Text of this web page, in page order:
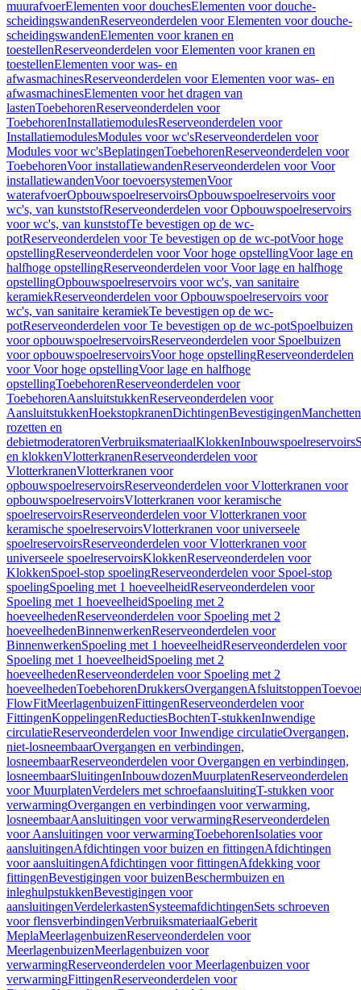
muurafvoerElementen voor douchesElementen voor douche-
scheidingswandenReserveonderdelen voor Elementen voor douche-
scheidingswandenElementen voor kranen en
toestellenReserveonderdelen voor Elementen voor kranen en
toestellenElementen voor was- en
afwasmachinesReserveonderdelen voor Elementen voor was- en
afwasmachinesElementen voor het dragen van
lastenToebehorenReserveonderdelen voor
ToebehorenInstallatiemodulesReserveonderdelen voor
InstallatiemodulesModules voor wc'sReserveonderdelen voor
Modules voor wc'sBeplatingenToebehorenReserveonderdelen voor
ToebehorenVoor installatiewandenReserveonderdelen voor Voor
installatiewandenVoor toevoersystemenVoor
waterafvoerOpbouwspoelreservoirsOpbouwspoelreservoirs voor
wc's, van kunststofReserveonderdelen voor Opbouwspoelreservoirs
voor wc's, van kunststofTe bevestigen op de wc-
potReserveonderdelen voor Te bevestigen op de wc-potVoor hoge
opstellingReserveonderdelen voor Voor hoge opstellingVoor lage en
halfhoge opstellingReserveonderdelen voor Voor lage en halfhoge
opstellingOpbouwspoelreservoirs voor wc's, van sanitaire
keramiekReserveonderdelen voor Opbouwspoelreservoirs voor
wc's, van sanitaire keramiekTe bevestigen op de wc-
potReserveonderdelen voor Te bevestigen op de wc-potSpoelbuizen
voor opbouwspoelreservoirsReserveonderdelen voor Spoelbuizen
voor opbouwspoelreservoirsVoor hoge opstellingReserveonderdelen
voor Voor hoge opstellingVoor lage en halfhoge
opstellingToebehorenReserveonderdelen voor
ToebehorenAansluitstukkenReserveonderdelen voor
AansluitstukkenHoekstopkranenDichtingenBevestigingenManchetten
rozetten en
debietmoderatorenVerbruiksmateriaalKlokkenInbouwspoelreservoirs
en klokkenVlotterkranenReserveonderdelen voor
VlotterkranenVlotterkranen voor
opbouwspoelreservoirsReserveonderdelen voor Vlotterkranen voor
opbouwspoelreservoirsVlotterkranen voor keramische
spoelreservoirsReserveonderdelen voor Vlotterkranen voor
keramische spoelreservoirsVlotterkranen voor universeele
spoelreservoirsReserveonderdelen voor Vlotterkranen voor
universeele spoelreservoirsKlokkenReserveonderdelen voor
KlokkenSpoel-stop spoelingReserveonderdelen voor Spoel-stop
spoelingSpoeling met 1 hoeveelheidReserveonderdelen voor
Spoeling met 1 hoeveelheidSpoeling met 2
hoeveelhedenReserveonderdelen voor Spoeling met 2
hoeveelhedenBinnenwerkenReserveonderdelen voor
BinnenwerkenSpoeling met 1 hoeveelheidReserveonderdelen voor
Spoeling met 1 hoeveelheidSpoeling met 2
hoeveelhedenReserveonderdelen voor Spoeling met 2
hoeveelhedenToebehorenDrukkersOvergangenAfsluitstoppen
FlowFitMeerlagenbuizenFittingenReserveonderdelen voor
FittingenKoppelingenReductiesBochtenT-stukkenInwendige
circulatieReserveonderdelen voor Inwendige circulatieOvergangen,
niet-losneembaarOvergangen en verbindingen,
losneembaarReserveonderdelen voor Overgangen en verbindingen,
losneembaarSluitingenInbouwdozenMuurplatenReserveonderdelen
voor MuurplatenVerdelers met schroefaansluitingT-stukken voor
verwarmingOvergangen en verbindingen voor verwarming,
losneembaarAansluitingen voor verwarmingReserveonderdelen
voor Aansluitingen voor verwarmingToebehorenIsolaties voor
aansluitingenAfdichtingen voor buizen en fittingenAfdichtingen
voor aansluitingenAfdichtingen voor fittingenAfdekking voor
fittingenBevestigingen voor buizenBeschermbuizen en
inleghulpstukkenBevestigingen voor
aansluitingenVerdelerkastenSysteemafdichtingenSets schroeven
voor flensverbindingenVerbruiksmateriaalGeberit
MeplaMeerlagenbuizenReserveonderdelen voor
MeerlagenbuizenMeerlagenbuizen voor
verwarmingReserveonderdelen voor Meerlagenbuizen voor
verwarmingFittingenReserveonderdelen voor